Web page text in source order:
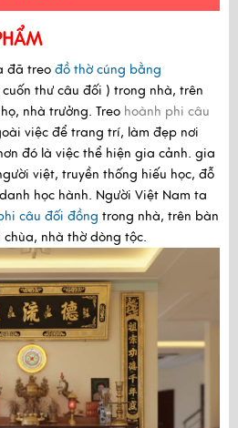
đã treo đồ thờ cúng bằng
thư câu đối ) trong nhà, trên
nhà trưởng. Treo hoành phi câu
việc để trang trí, làm đẹp nơi
đó là việc thể hiện gia cảnh. gia
việt, truyền thống hiếu học, đỗ
học hành. Người Việt Nam ta
câu đối đồng trong nhà, trên bàn
nhà thờ dòng tộc.